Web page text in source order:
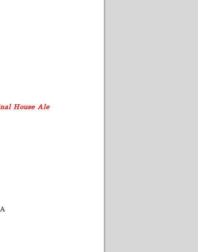
House Ale